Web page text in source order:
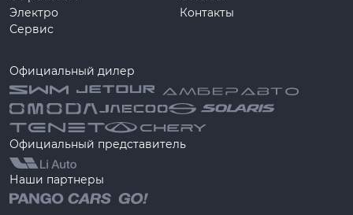
Электро
Сервис
Контакты
Официальный дилер
Официальный представитель
Наши партнеры